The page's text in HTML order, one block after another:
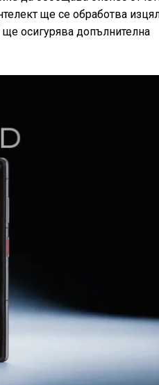
ще се обработва
ще осигурява допълнителна